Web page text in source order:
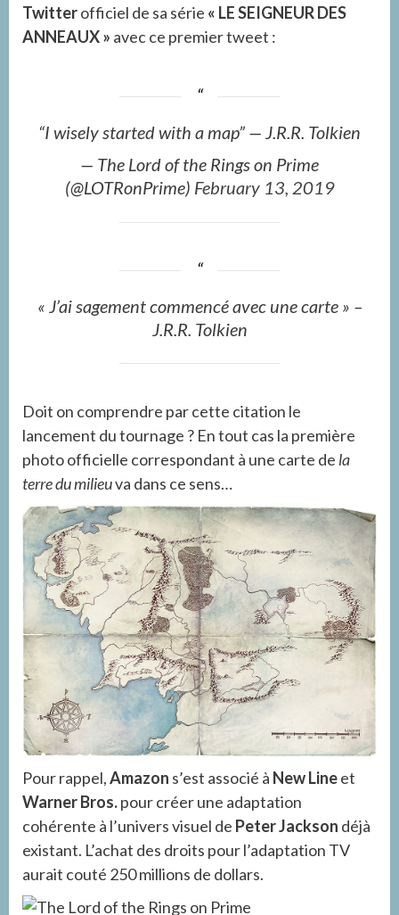
Twitterofficiel de sa série « LE SEIGNEUR DES
ANNEAUX » avec ce premier tweet :
“I wisely started with a map” — J.R.R. Tolkien
— The Lord of the Rings on Prime
(@LOTRonPrime) February 13, 2019
« J’ai sagement commencé avec une carte » –
J.R.R. Tolkien
Doit on comprendre par cette citation le
lancement du tournage ? En tout cas la première
photo officielle correspondant à une carte de la
terre du milieuva dans ce sens…
Pour rappel,Amazon s’est associé à New Lineet
Warner Bros.pour créer une adaptation
cohérente à l’univers visuel de Peter Jackson déjà
existant. L’achat des droits pour l’adaptation TV
aurait couté 250 millions de dollars.